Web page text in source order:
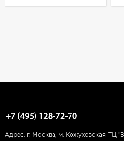
Адрес: г. Москва, м. Кожуховская, ТЦ